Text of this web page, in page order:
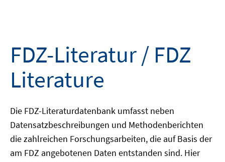
FDZ-Literatur / FDZ
Literature
Die FDZ-Literaturdatenbank umfasst neben
Datensatzbeschreibungen und Methodenberichten
die zahlreichen Forschungsarbeiten, die auf Basis der
am FDZ angebotenen Daten entstanden sind. Hier